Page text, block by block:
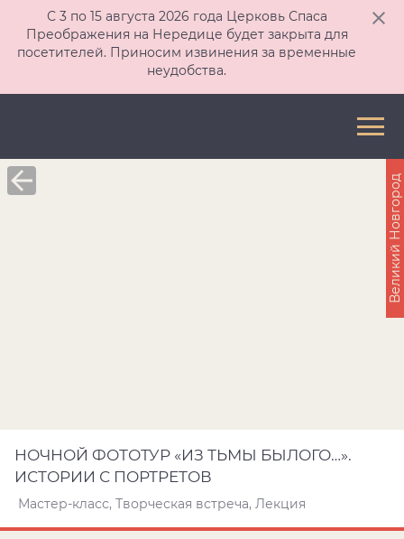
С 3 по 15 августа 2026 года Церковь Спаса
Преображения на Нередице будет закрыта для
посетителей. Приносим извинения за временные
неудобства.
НОЧНОЙ ФОТОТУР «ИЗ ТЬМЫ БЫЛОГО…».
ИСТОРИИ С ПОРТРЕТОВ
Мастер-класс, Творческая встреча, Лекция
Великий Новгород